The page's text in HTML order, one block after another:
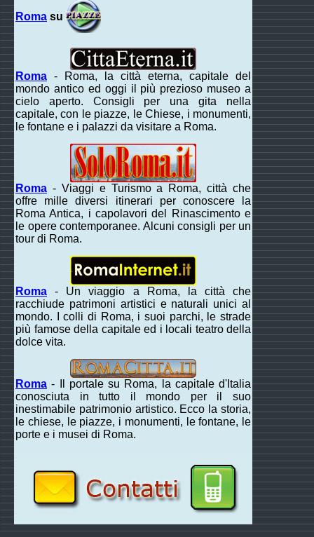
Roma su
Roma - Roma, la città eterna, capitale del
mondo antico ed oggi il più prezioso museo a
cielo aperto. Consigli per una gita nella
capitale, con le piazze, le Chiese, i monumenti,
le fontane e i palazzi da visitare a Roma.
Roma - Viaggi e Turismo a Roma, città che
offre mille diversi itinerari per conoscere la
Roma Antica, i capolavori del Rinascimento e
le opere contemporanee. Alcuni consigli per un
tour di Roma.
Roma - Un viaggio a Roma, la città che
racchiude patrimoni artistici e naturali unici al
mondo. I colli di Roma, i suoi parchi, le strade
più famose della capitale ed i locali teatro della
dolce vita.
Roma - Il portale su Roma, la capitale d'Italia
conosciuta in tutto il mondo per il suo
inestimabile patrimonio artistico. Ecco la storia,
le chiese, le piazze, i monumenti, le fontane, le
porte e i musei di Roma.